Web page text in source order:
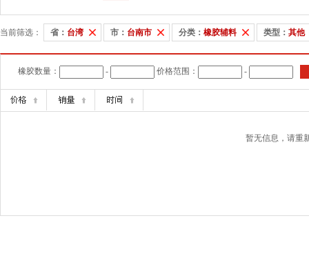
当前筛选： 省： 台湾 市： 台南市 分类： 橡胶辅料 类型： 其他
橡胶数量： - 价格范围： -
暂无信息，请重